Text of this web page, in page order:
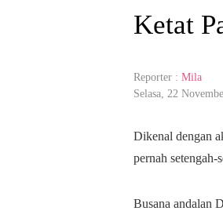
Ketat
Reporter : Mila
Selasa, 22
Dikenal dengan
pernah
Busana andalan